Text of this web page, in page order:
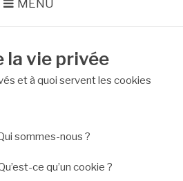
MENU
la vie privée
et à quoi servent les cookies
sommes-nous ?
ce qu’un cookie ?